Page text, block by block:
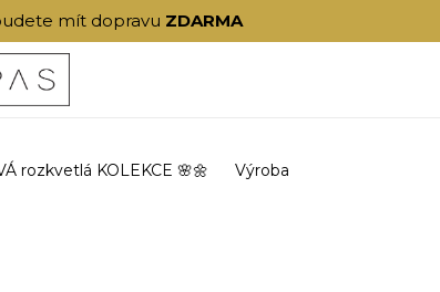
mít dopravu ZDARMA
rozkvetlá KOLEKCE 🌸🌼 Výroba